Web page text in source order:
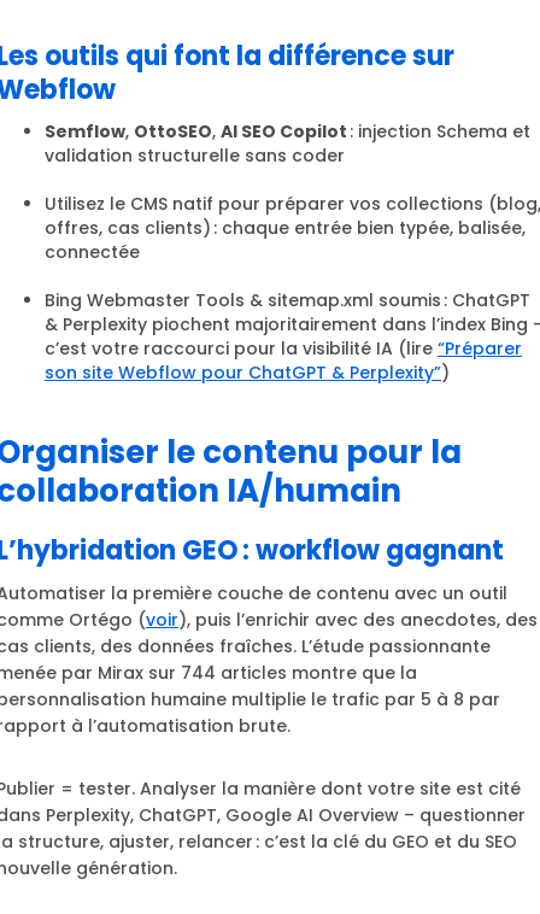
outils qui font la différence sur
Semflow, OttoSEO, AI SEO Copilot : injection Schema et
validation structurelle sans coder
Utilisez le CMS natif pour préparer vos collections (blog,
offres, cas clients) : chaque entrée bien typée, balisée,
connectée
Bing Webmaster Tools & sitemap.xml soumis : ChatGPT
& Perplexity piochent majoritairement dans l’index Bing
c’est votre raccourci pour la visibilité IA (lire “Préparer
son site Webflow pour ChatGPT & Perplexity”)
le contenu pour la
IA/humain
GEO : workflow gagnant
la première couche de contenu avec un outil
Ortégo (voir), puis l’enrichir avec des anecdotes, des
clients, des données fraîches. L’étude passionnante
par Mirax sur 744 articles montre que la
humaine multiplie le trafic par 5 à 8 par
à l’automatisation brute.
= tester. Analyser la manière dont votre site est cité
Perplexity, ChatGPT, Google AI Overview – questionner
structure, ajuster, relancer : c’est la clé du GEO et du SEO
génération.